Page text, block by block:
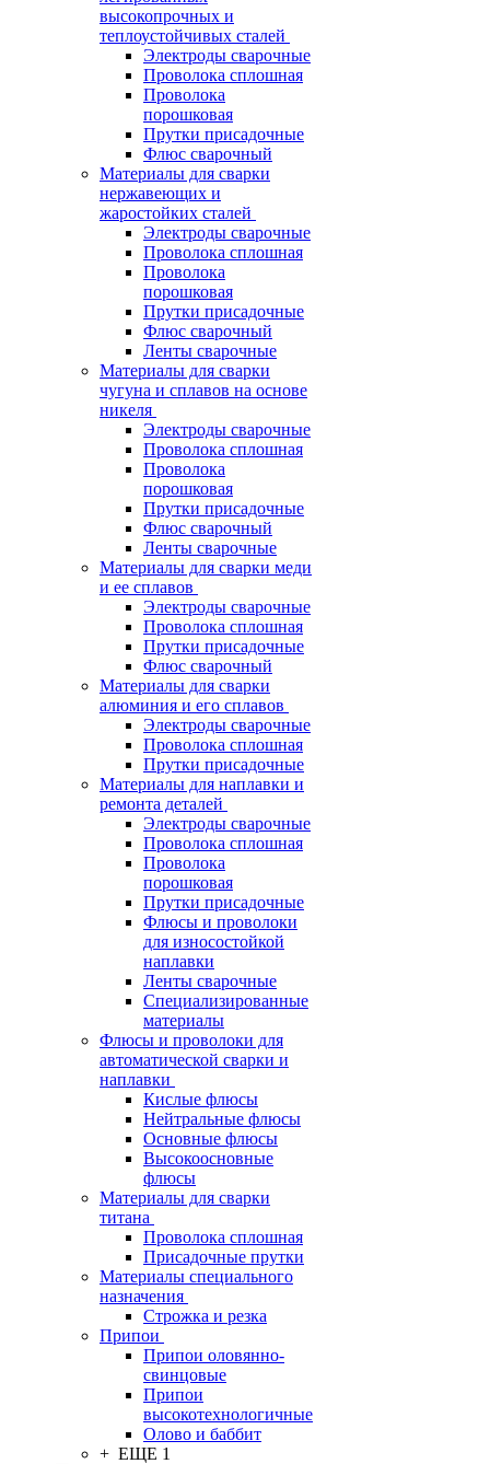
высокопрочных и
теплоустойчивых сталей
Электроды сварочные
Проволока сплошная
Проволока
порошковая
Прутки присадочные
Флюс сварочный
Материалы для сварки
нержавеющих и
жаростойких сталей
Электроды сварочные
Проволока сплошная
Проволока
порошковая
Прутки присадочные
Флюс сварочный
Ленты сварочные
Материалы для сварки
чугуна и сплавов на основе
никеля
Электроды сварочные
Проволока сплошная
Проволока
порошковая
Прутки присадочные
Флюс сварочный
Ленты сварочные
Материалы для сварки меди
и ее сплавов
Электроды сварочные
Проволока сплошная
Прутки присадочные
Флюс сварочный
Материалы для сварки
алюминия и его сплавов
Электроды сварочные
Проволока сплошная
Прутки присадочные
Материалы для наплавки и
ремонта деталей
Электроды сварочные
Проволока сплошная
Проволока
порошковая
Прутки присадочные
Флюсы и проволоки
для износостойкой
наплавки
Ленты сварочные
Специализированные
материалы
Флюсы и проволоки для
автоматической сварки и
наплавки
Кислые флюсы
Нейтральные флюсы
Основные флюсы
Высокоосновные
флюсы
Материалы для сварки
титана
Проволока сплошная
Присадочные прутки
Материалы специального
назначения
Строжка и резка
Припои
Припои оловянно-
свинцовые
Припои
высокотехнологичные
Олово и баббит
+ ЕЩЕ 1